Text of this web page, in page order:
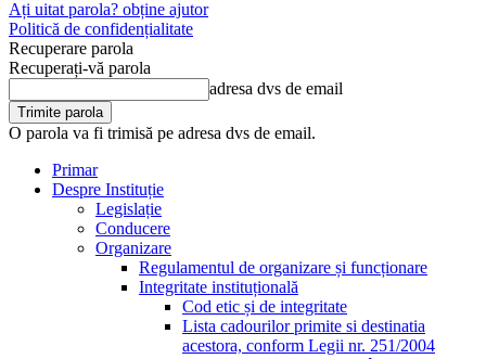
Ați uitat parola? obține ajutor
Politică de confidențialitate
Recuperare parola
Recuperați-vă parola
adresa dvs de email
O parola va fi trimisă pe adresa dvs de email.
Primar
Despre Instituție
Legislație
Conducere
Organizare
Regulamentul de organizare și funcționare
Integritate instituțională
Cod etic și de integritate
Lista cadourilor primite si destinatia
acestora, conform Legii nr. 251/2004